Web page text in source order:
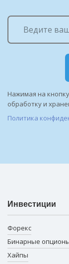
Нажимая на
обработку и
Политика
Инвестиции
Форекс
Бинарные
Хайпы